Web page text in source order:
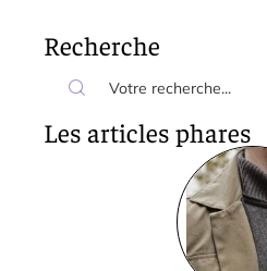
Recherche
Les articles phares